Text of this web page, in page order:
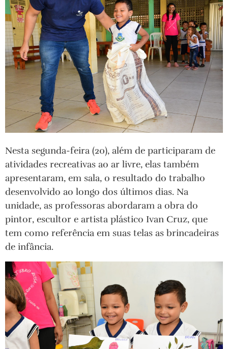
Nesta segunda-feira (20), além de participaram de
atividades recreativas ao ar livre, elas também
apresentaram, em sala, o resultado do trabalho
desenvolvido ao longo dos últimos dias. Na
unidade, as professoras abordaram a obra do
pintor, escultor e artista plástico Ivan Cruz, que
tem como referência em suas telas as brincadeiras
de infância.